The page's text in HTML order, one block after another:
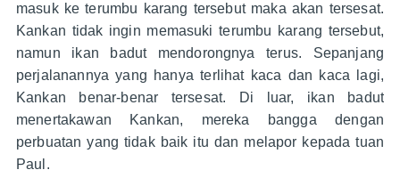
masuk ke terumbu karang tersebut maka akan tersesat.
Kankan tidak ingin memasuki terumbu karang tersebut,
namun ikan badut mendorongnya terus. Sepanjang
perjalanannya yang hanya terlihat kaca dan kaca lagi,
Kankan benar-benar tersesat. Di luar, ikan badut
menertakawan Kankan, mereka bangga dengan
perbuatan yang tidak baik itu dan melapor kepada tuan
Paul.